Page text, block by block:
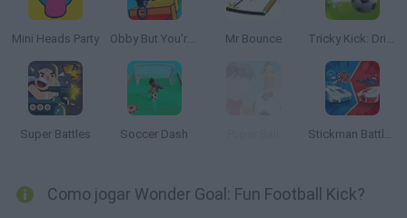
Mini Heads Party Obby But You're On a Bike Mr Bounce Tricky Kick: Dribblers
Super Battles Soccer Dash Stickman Battle 1-4 Players
Como jogar Wonder Goal: Fun Football Kick?